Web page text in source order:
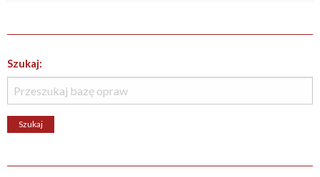
Szukaj: